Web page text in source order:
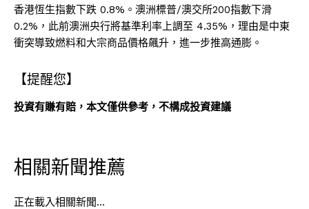
香港恆生指數下跌 0.8%。澳洲標普/澳交所200指數下滑
0.2%，此前澳洲央行將基準利率上調至 4.35%，理由是中東
衝突導致燃料和大宗商品價格飆升，進一步推高通膨。
【提醒您】
投資有賺有賠，本文僅供參考，不構成投資建議
相關新聞推薦
正在載入相關新聞…